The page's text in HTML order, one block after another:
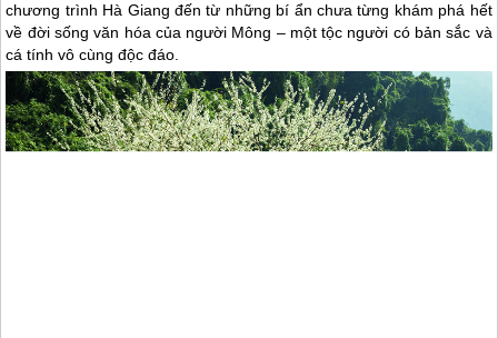
chương trình Hà Giang đến từ những bí ẩn chưa từng khám phá hết
về đời sống văn hóa của người Mông – một tộc người có bản sắc và
cá tính vô cùng độc đáo.